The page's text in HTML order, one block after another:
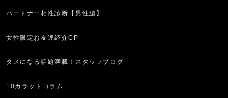
パートナー相性診断【男性編】
女性限定お友達紹介CP
タメになる話題満載！スタッフブログ
10カラットコラム